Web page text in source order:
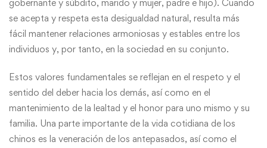
gobernante y súbdito, marido y mujer, padre e hijo). Cuando
se acepta y respeta esta desigualdad natural, resulta más
fácil mantener relaciones armoniosas y estables entre los
individuos y, por tanto, en la sociedad en su conjunto.
Estos valores fundamentales se reflejan en el respeto y el
sentido del deber hacia los demás, así como en el
mantenimiento de la lealtad y el honor para uno mismo y su
familia. Una parte importante de la vida cotidiana de los
chinos es la veneración de los antepasados, así como el